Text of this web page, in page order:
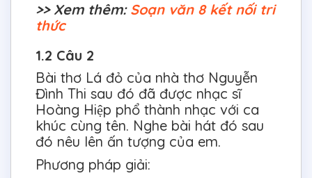
>> Xem thêm: Soạn văn 8 kết nối tri
thức
1.2 Câu 2
Bài thơ Lá đỏ của nhà thơ Nguyễn
Đình Thi sau đó đã được nhạc sĩ
Hoàng Hiệp phổ thành nhạc với ca
khúc cùng tên. Nghe bài hát đó sau
đó nêu lên ấn tượng của em.
Phương pháp giải: